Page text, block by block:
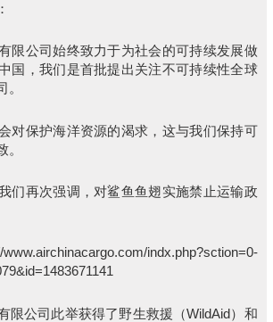
限公司始终致力于为社会的可持续发展做
国，我们是首批提出关注不可持续性全球
对保护海洋资源的渴求，这与我们保持可
们再次强调，对鲨鱼鱼翅实施禁止运输政
indx.php?sction=0-
限公司此举获得了野生救援（WildAid）和